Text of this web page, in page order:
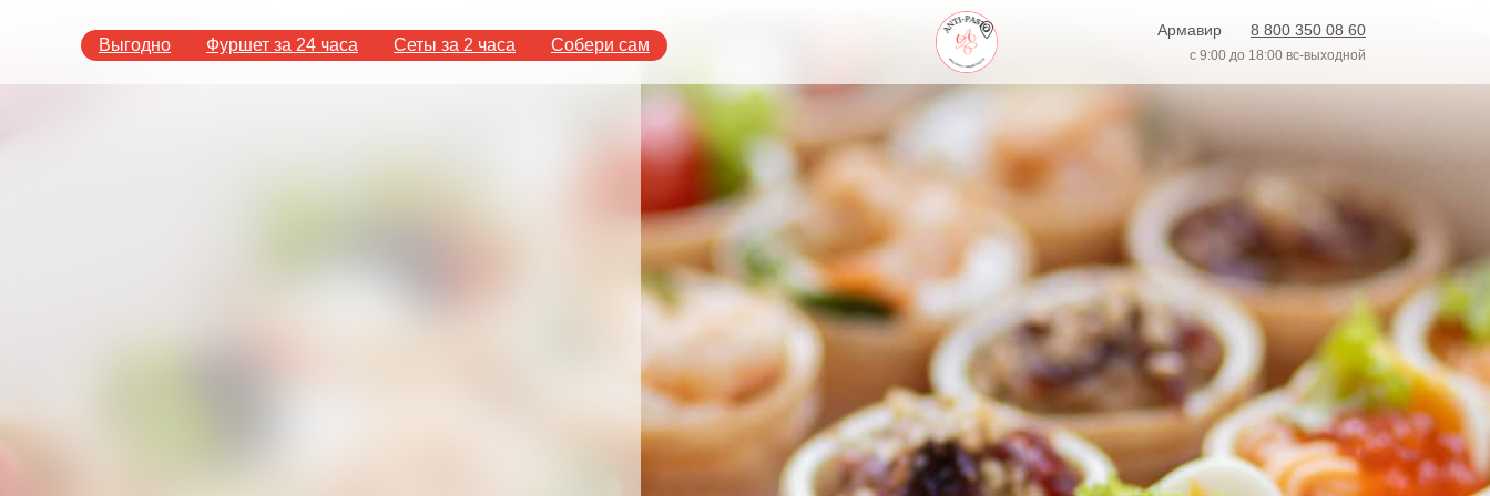
8 800 350 08 60
Армавир
с 9:00 до 18:00 вс-выходной
Выгодно Фуршет за 24 часа Сеты за 2 часа Собери сам